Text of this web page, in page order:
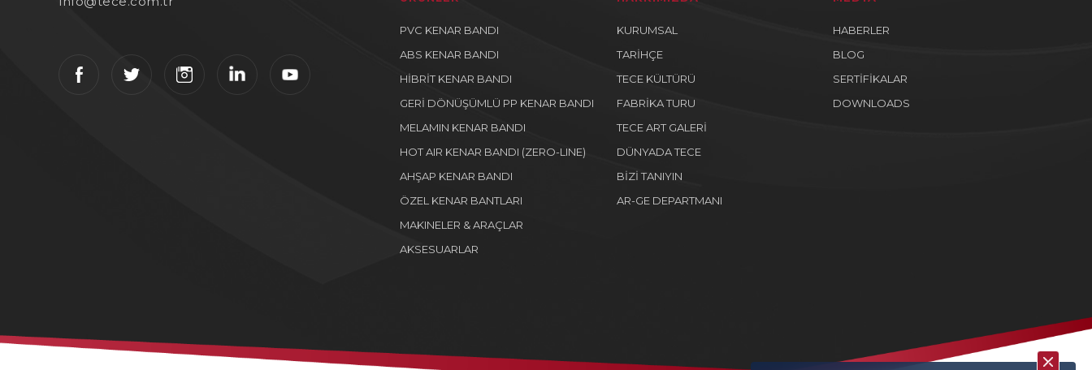
PVC KENAR BANDI
ABS KENAR BANDI
HİBRİT KENAR BANDI
GERİ DÖNÜŞÜMLÜ PP KENAR BANDI
MELAMIN KENAR BANDI
HOT AIR KENAR BANDI (ZERO-LINE)
AHŞAP KENAR BANDI
ÖZEL KENAR BANTLARI
MAKINELER & ARAÇLAR
AKSESUARLAR
KURUMSAL
TARİHÇE
TECE KÜLTÜRÜ
FABRİKA TURU
TECE ART GALERİ
DÜNYADA TECE
BİZİ TANIYIN
AR-GE DEPARTMANI
HABERLER
BLOG
SERTİFİKALAR
DOWNLOADS